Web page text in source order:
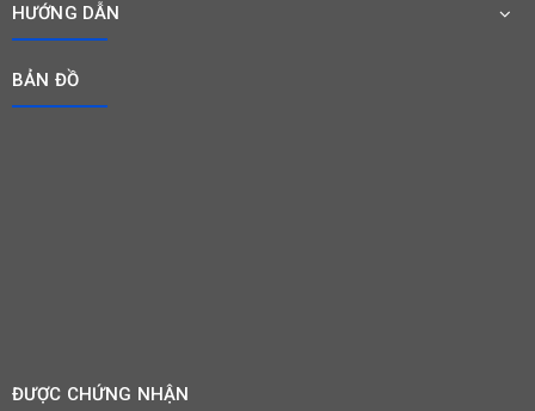
HƯỚNG DẪN
BẢN ĐỒ
ĐƯỢC CHỨNG NHẬN